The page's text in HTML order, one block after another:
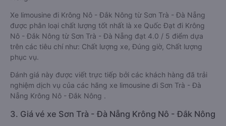
Xe limousine đi Krông Nô - Đắk Nông từ Sơn Trà - Đà Nẵng
được phân loại chất lượng tốt nhất là xe Quốc Đạt đi Krông
Nô - Đắk Nông từ Sơn Trà - Đà Nẵng đạt 4.0 / 5 điểm dựa
trên các tiêu chí như: Chất lượng xe, Đúng giờ, Chất lượng
phục vụ.
Đánh giá này được viết trực tiếp bởi các khách hàng đã trải
nghiệm dịch vụ của các hãng xe limousine đi Sơn Trà - Đà
Nẵng Krông Nô - Đắk Nông .
3. Giá vé xe Sơn Trà - Đà Nẵng Krông Nô - Đắk Nông